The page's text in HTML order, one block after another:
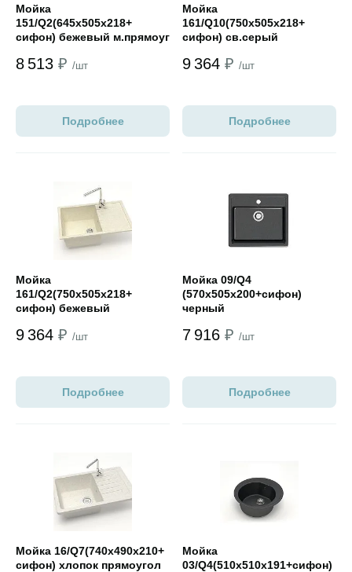
Мойка
151/Q2(645х505х218+
сифон) бежевый м.прямоуг
8 513 ₽ /шт
Подробнее
Мойка
161/Q10(750х505x218+
сифон) св.серый
9 364 ₽ /шт
Подробнее
Мойка
161/Q2(750х505x218+
сифон) бежевый
9 364 ₽ /шт
Открыть товар
Подробнее
Мойка 09/Q4
(570х505х200+сифон)
черный
7 916 ₽ /шт
Подробнее
Мойка 16/Q7(740х490х210+
сифон) хлопок прямоугол
Открыть товар
Мойка
03/Q4(510х510х191+сифон)